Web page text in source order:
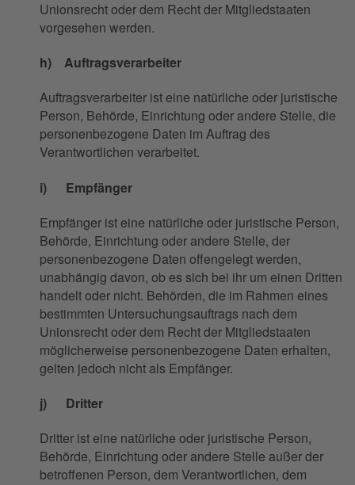
Unionsrecht oder dem Recht der Mitgliedstaaten
vorgesehen werden.
h) Auftragsverarbeiter
Auftragsverarbeiter ist eine natürliche oder juristische
Person, Behörde, Einrichtung oder andere Stelle, die
personenbezogene Daten im Auftrag des
Verantwortlichen verarbeitet.
i) Empfänger
Empfänger ist eine natürliche oder juristische Person,
Behörde, Einrichtung oder andere Stelle, der
personenbezogene Daten offengelegt werden,
unabhängig davon, ob es sich bei ihr um einen Dritten
handelt oder nicht. Behörden, die im Rahmen eines
bestimmten Untersuchungsauftrags nach dem
Unionsrecht oder dem Recht der Mitgliedstaaten
möglicherweise personenbezogene Daten erhalten,
gelten jedoch nicht als Empfänger.
j) Dritter
Dritter ist eine natürliche oder juristische Person,
Behörde, Einrichtung oder andere Stelle außer der
betroffenen Person, dem Verantwortlichen, dem